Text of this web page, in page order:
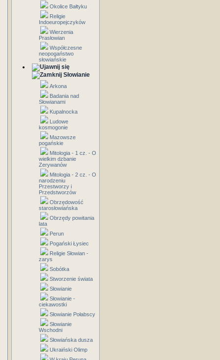
Okolice Bałtyku
Religie
Indoeuropejczyków
Wierzenia
Prasłowian
Współczesne
neopogaństwo
słowiańskie
Słowianie
Arkona
Badania nad
Słowianami
Kupalnocka
Ludowe
kosmogonie
Mazowsze
pogańskie
Mitologia - 1 cz. - O
wielkim dzbanie
Zerywanów
Mitologia - 2 cz. - O
narodzeniu
Przestworzy i
Przedstworzów
Obrzędowość
starosłowiańska
Obrzędy powitania
lata
Perun
Pogański Łysiec
Religie Słowian -
zarys
Sobótka
Stworzenie świata
Słowianie
Słowianie -
ciekawostki
Słowianie Połabscy
Słowianie
Wschodni
Słowiańska dusza
Ukraiński Olimp